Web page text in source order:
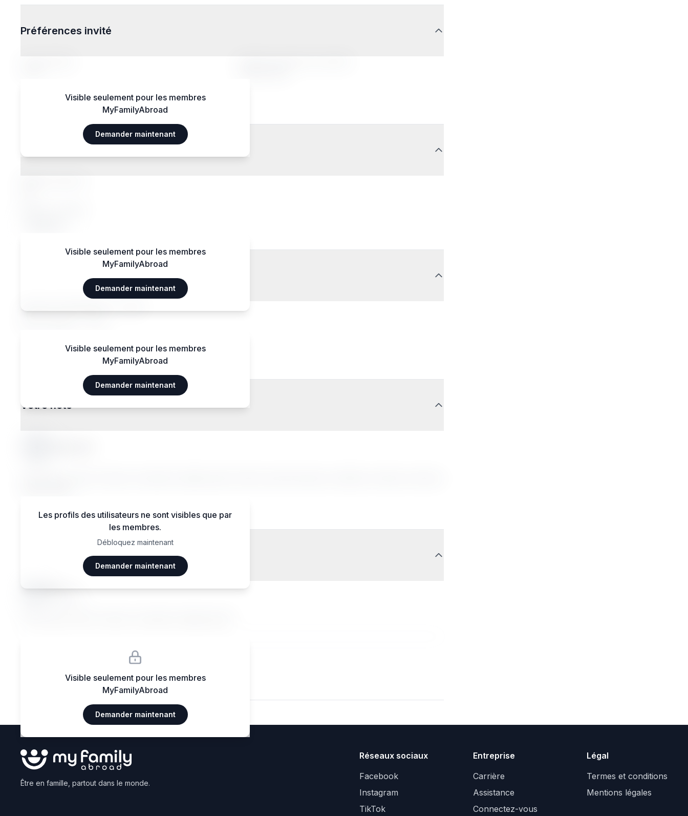
Préférences invité
Visible seulement pour les membres
MyFamilyAbroad
Demander maintenant
Visible seulement pour les membres
MyFamilyAbroad
Demander maintenant
Visible seulement pour les membres
MyFamilyAbroad
Demander maintenant
Votre hôte
Les profils des utilisateurs ne sont visibles que par
les membres.
Débloquez maintenant
Demander maintenant
Avis des voyageurs
Ma••••
Visible seulement pour les membres
MyFamilyAbroad
Demander maintenant
Être en famille, partout dans le monde.
Réseaux sociaux
Facebook
Instagram
TikTok
Entreprise
Carrière
Assistance
Connectez-vous
Légal
Termes et conditions
Mentions légales